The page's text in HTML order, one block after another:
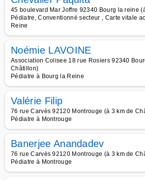
45 boulevard Mar Joffre 92340 Bourg la reine
Pédiatre, Conventionné secteur , Carte vitale
Reine
Noémie LAVOINE
Association Colisee 18 rue Rosiers 92340
Châtillon)
Pédiatre à Bourg la Reine
Valérie Filip
76 rue Carvès 92120 Montrouge (à 3 km de
Pédiatre à Montrouge
Banerjee Anandadev
76 rue Carvès 92120 Montrouge (à 3 km de
Pédiatre à Montrouge